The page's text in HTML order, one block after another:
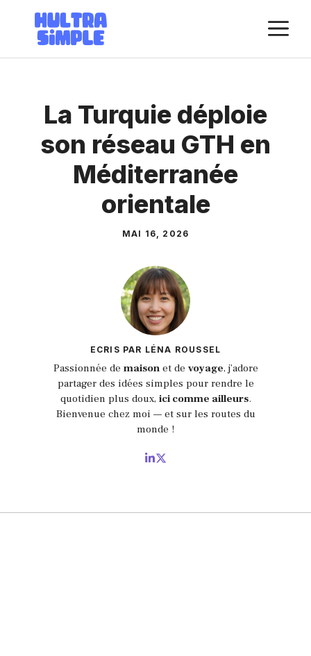
contenu
La Turquie déploie
son réseau GTH en
Méditerranée
orientale
MAI 16, 2026
ECRIS PAR LÉNA ROUSSEL
Passionnée de maisonet de voyage, j’adore
partager des idées simples pour rendre le
quotidien plus doux, ici comme ailleurs.
Bienvenue chez moi — et sur les routes du
monde !